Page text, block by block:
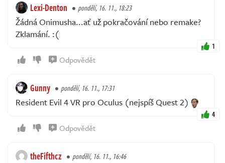
Lexi-Denton pondělí, 16. 11., 18:23
Žádná Onimusha...ať už pokračování nebo remake?
Zklamání. :(
1
Odpovědět
Gunny pondělí, 16. 11., 17:31
Resident Evil 4 VR pro Oculus (nejspíš Quest 2)
4
Odpovědět
theFifthcz pondělí, 16. 11., 16:46